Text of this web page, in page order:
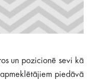
un pozicionē sevi kā
piedāvā